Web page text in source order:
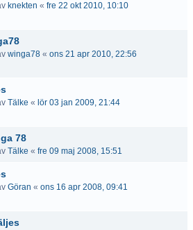
knekten « fre 22 okt 2010, 10:10
winga78 « ons 21 apr 2010, 22:56
Tälke « lör 03 jan 2009, 21:44
78
Tälke « fre 09 maj 2008, 15:51
Göran « ons 16 apr 2008, 09:41